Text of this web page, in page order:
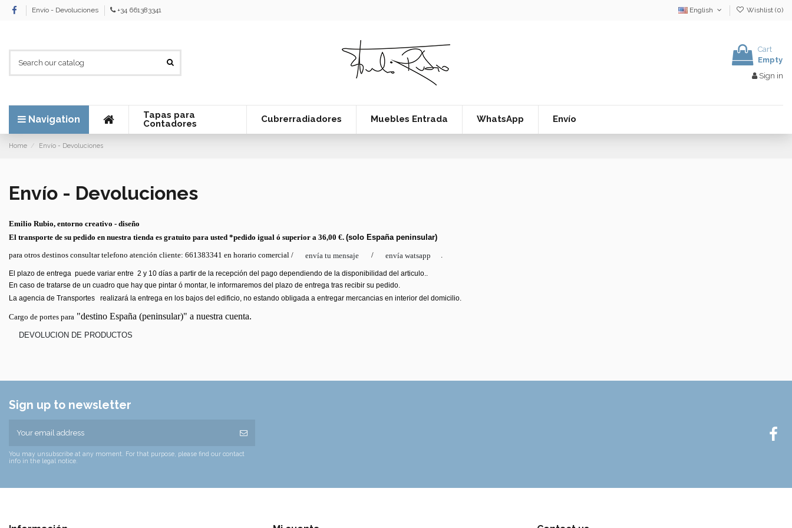
Envío - Devoluciones +34 661383341 English Wishlist (0)
Cart
Empty
Sign in
Navigation
Tapas para
Contadores
Cubrerradiadores Muebles Entrada WhatsApp Envío
Home Envío - Devoluciones
Envío - Devoluciones
Emilio Rubio, entorno creativo - diseño
El transporte de su pedido en nuestra tienda es gratuito para usted *pedido igual ó superior a 36,00 €. (solo España peninsular)
para otros destinos consultar telefono atención cliente: 661383341 en horario comercial / envía tu mensaje / envía watsapp .
El plazo de entrega puede variar entre 2 y 10 días a partir de la recepción del pago dependiendo de la disponibilidad del articulo..
En caso de tratarse de un cuadro que hay que pintar ó montar, le informaremos del plazo de entrega tras recibir su pedido.
La agencia de Transportes realizará la entrega en los bajos del edificio, no estando obligada a entregar mercancias en interior del domicilio.
Cargo de portes para "destino España (peninsular)" a nuestra cuenta.
DEVOLUCION DE PRODUCTOS
Sign up to newsletter
You may unsubscribe at any moment. For that purpose, please find our contact
info in the legal notice.